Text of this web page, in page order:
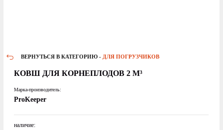
ВЕРНУТЬСЯ В КАТЕГОРИЮ - ДЛЯ ПОГРУЗЧИКОВ
КОВШ ДЛЯ КОРНЕПЛОДОВ 2 М³
Марка-производитель:
ProKeeper
наличие: